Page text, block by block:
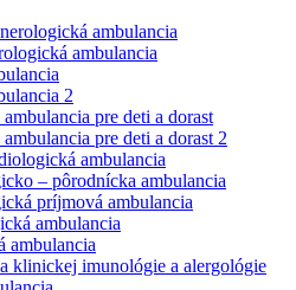
ambulancia
ambulancia
2
pre deti a dorast
pre deti a dorast 2
ambulancia
– pôrodnícka ambulancia
príjmová ambulancia
ambulancia
ambulancia
klinickej imunológie a alergológie